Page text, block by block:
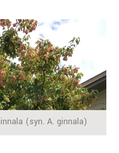
(syn. A. ginnala)